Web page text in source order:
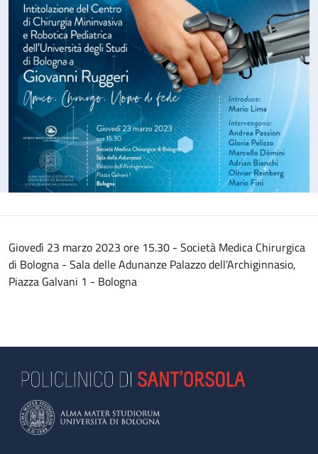
Giovedì 23 marzo 2023 ore 15.30 - Società Medica Chirurgica
di Bologna - Sala delle Adunanze Palazzo dell’Archiginnasio,
Piazza Galvani 1 - Bologna